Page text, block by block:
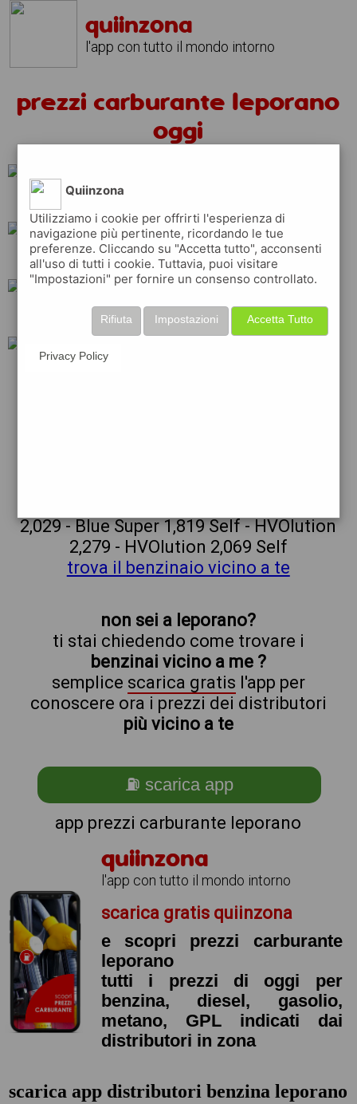
quiinzona
l'app con tutto il mondo intorno
prezzi carburante leporano
oggi
q8 total
eni api
2,029 - Blue Super 1,819 Self - HVOlution
2,279 - HVOlution 2,069 Self
trova il benzinaio vicino a te
non sei a leporano?
ti stai chiedendo come trovare i
benzinai vicino a me ?
semplice scarica gratis l'app per
conoscere ora i prezzi dei distributori
più vicino a te
⛽ scarica app
app prezzi carburante leporano
quiinzona
l'app con tutto il mondo intorno
scarica gratis quiinzona
e scopri prezzi carburante
leporano
tutti i prezzi di oggi per
benzina, diesel, gasolio,
metano, GPL indicati dai
distributori in zona
scarica app distributori benzina leporano
Quiinzona
Utilizziamo i cookie per offrirti l'esperienza di
navigazione più pertinente, ricordando le tue
preferenze. Cliccando su "Accetta tutto", acconsenti
all'uso di tutti i cookie. Tuttavia, puoi visitare
"Impostazioni" per fornire un consenso controllato.
Accetta Tutto
Impostazioni
Rifiuta
Privacy Policy